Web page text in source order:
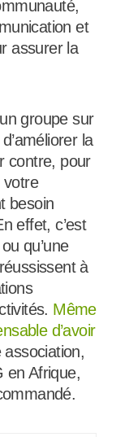
et
assurer la
groupe sur
la
contre, pour
votre
besoin
effet, c’est
qu’une
à
Même
d’avoir
association,
en Afrique,